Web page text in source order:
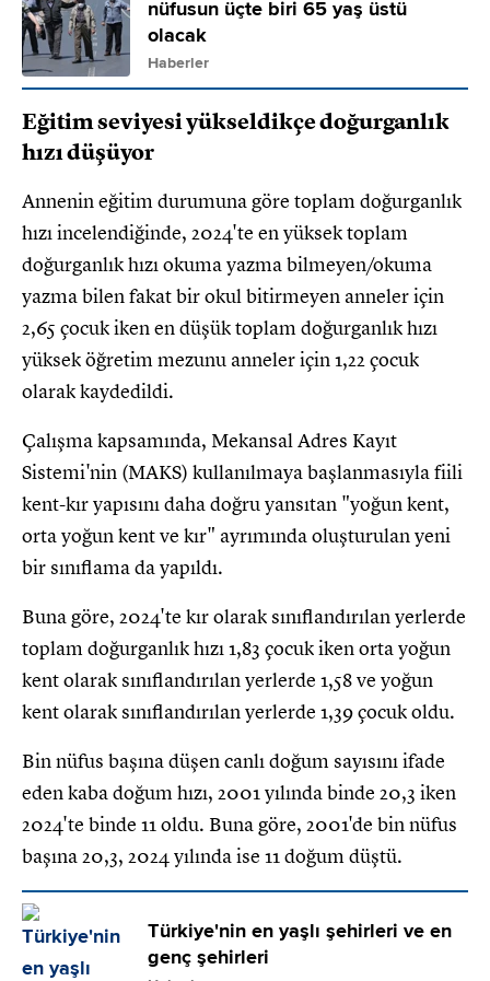
nüfusun üçte biri 65 yaş üstü
olacak
Haberler
Eğitim seviyesi yükseldikçe doğurganlık
hızı düşüyor
Annenin eğitim durumuna göre toplam doğurganlık
hızı incelendiğinde, 2024'te en yüksek toplam
doğurganlık hızı okuma yazma bilmeyen/okuma
yazma bilen fakat bir okul bitirmeyen anneler için
2,65 çocuk iken en düşük toplam doğurganlık hızı
yüksek öğretim mezunu anneler için 1,22 çocuk
olarak kaydedildi.
Çalışma kapsamında, Mekansal Adres Kayıt
Sistemi'nin (MAKS) kullanılmaya başlanmasıyla fiili
kent-kır yapısını daha doğru yansıtan "yoğun kent,
orta yoğun kent ve kır" ayrımında oluşturulan yeni
bir sınıflama da yapıldı.
Buna göre, 2024'te kır olarak sınıflandırılan yerlerde
toplam doğurganlık hızı 1,83 çocuk iken orta yoğun
kent olarak sınıflandırılan yerlerde 1,58 ve yoğun
kent olarak sınıflandırılan yerlerde 1,39 çocuk oldu.
Bin nüfus başına düşen canlı doğum sayısını ifade
eden kaba doğum hızı, 2001 yılında binde 20,3 iken
2024'te binde 11 oldu. Buna göre, 2001'de bin nüfus
başına 20,3, 2024 yılında ise 11 doğum düştü.
Türkiye'nin en yaşlı şehirleri ve en
genç şehirleri